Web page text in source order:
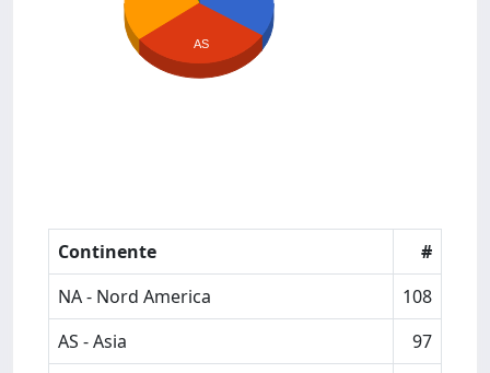
AS
Continente
#
NA - Nord America
108
AS - Asia
97